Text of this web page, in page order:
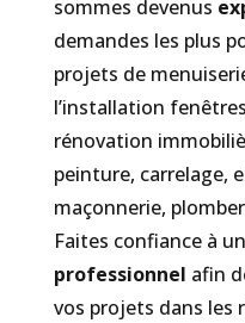
sommes devenus
demandes les plus
projets de
l’installation
rénovation
peinture, carrelage,
maçonnerie,
Faites confiance à
professionnel afin
vos projets dans les